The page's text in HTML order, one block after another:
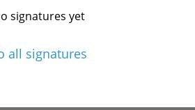
signatures yet
all signatures